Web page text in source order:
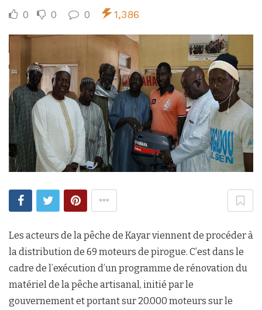
0 0 0 1,386
Les acteurs de la pêche de Kayar viennent de procéder à
la distribution de 69 moteurs de pirogue. C’est dans le
cadre de l’exécution d’un programme de rénovation du
matériel de la pêche artisanal, initié par le
gouvernement et portant sur 20.000 moteurs sur le